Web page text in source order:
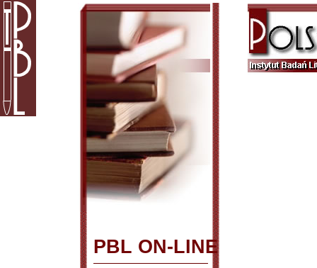
PBL ON-LINE